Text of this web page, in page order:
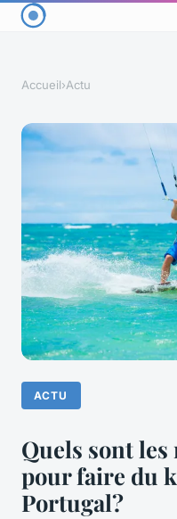
Accueil›Actu
ACTU
Quels sont
pour faire du
Portugal?